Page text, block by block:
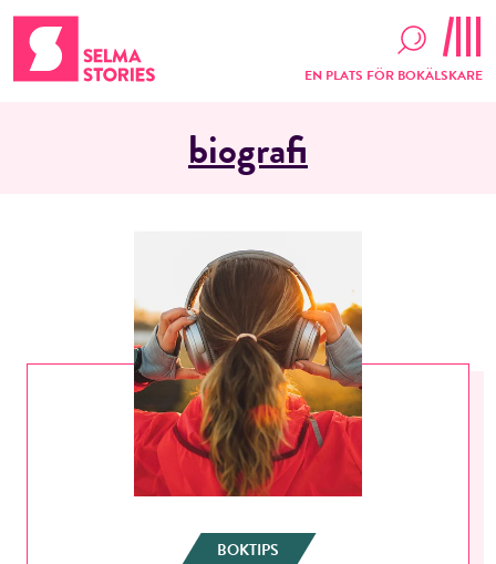
EN PLATS FÖR BOKÄLSKARE
biografi
BOKTIPS